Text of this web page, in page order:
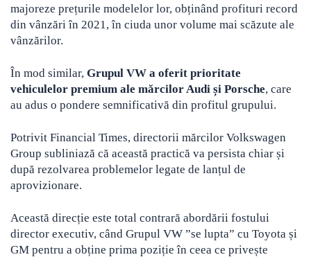
majoreze prețurile modelelor lor, obținând profituri record
din vânzări în 2021, în ciuda unor volume mai scăzute ale
vânzărilor.
În mod similar, Grupul VW a oferit prioritate
vehiculelor premium ale mărcilor Audi și Porsche, care
au adus o pondere semnificativă din profitul grupului.
Potrivit Financial Times, directorii mărcilor Volkswagen
Group subliniază că această practică va persista chiar și
după rezolvarea problemelor legate de lanțul de
aprovizionare.
Această direcție este total contrară abordării fostului
director executiv, când Grupul VW ”se lupta” cu Toyota și
GM pentru a obține prima poziție în ceea ce privește